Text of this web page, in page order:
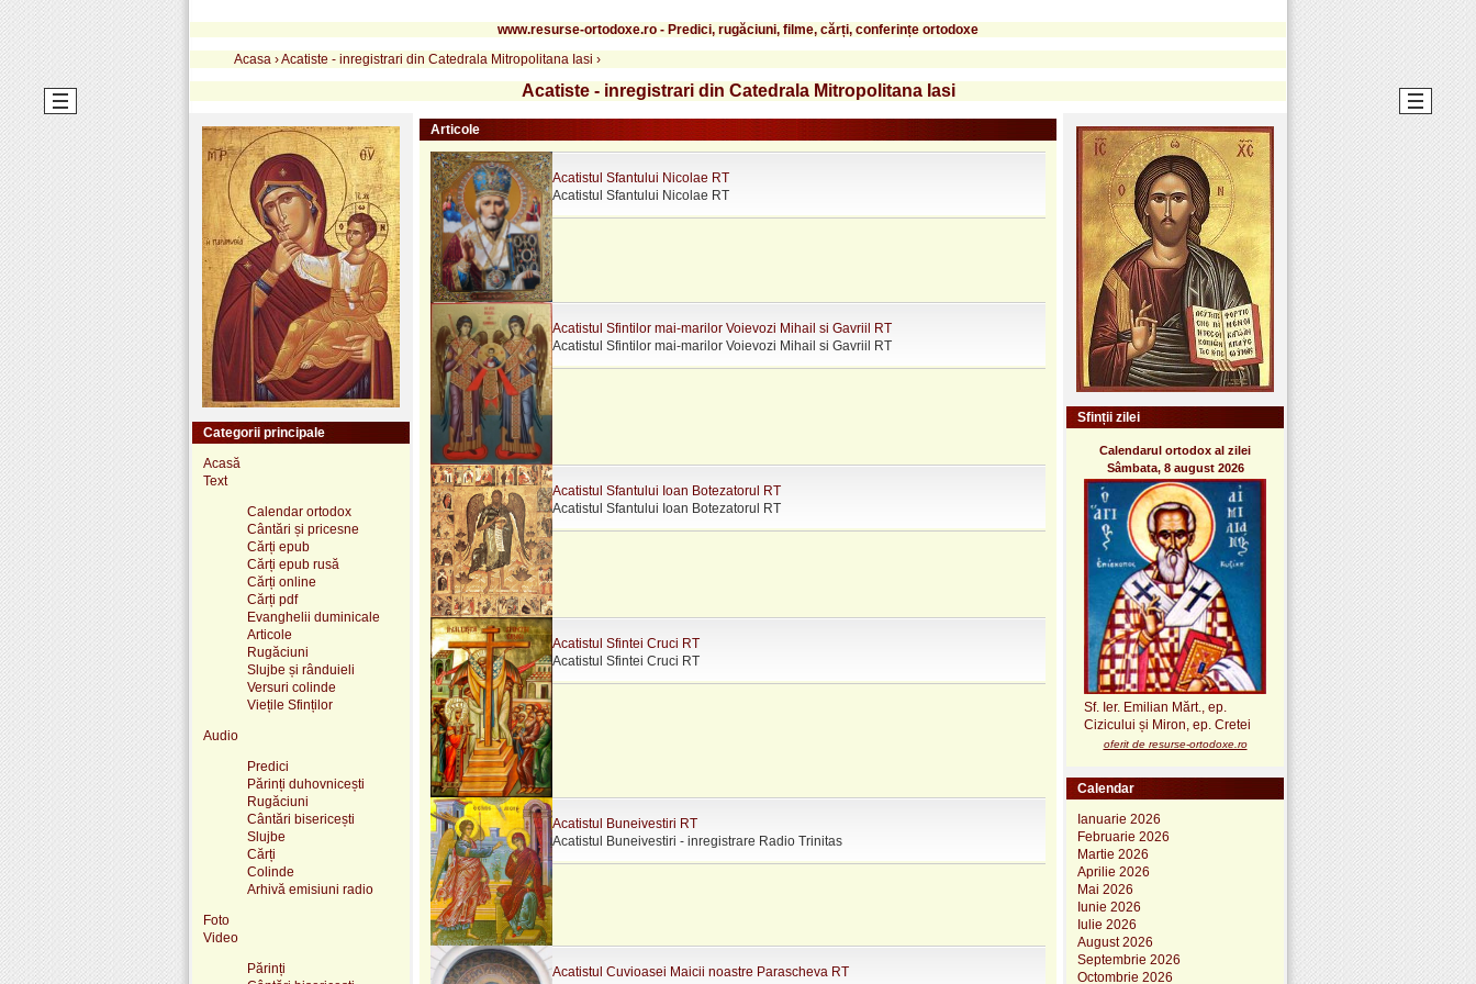
www.resurse-ortodoxe.ro - Predici, rugăciuni, filme, cărți, conferințe ortodoxe
Acasa ›Acatiste - inregistrari din Catedrala Mitropolitana Iasi ›
Acatiste - inregistrari din Catedrala Mitropolitana Iasi
Categorii principale
Acasă
Text
Calendar ortodox
Cântări și pricesne
Cărți epub
Cărți epub rusă
Cărți online
Cărți pdf
Evanghelii duminicale
Articole
Rugăciuni
Slujbe și rânduieli
Versuri colinde
Viețile Sfinților
Audio
Predici
Părinți duhovnicești
Rugăciuni
Cântări bisericești
Slujbe
Cărți
Colinde
Arhivă emisiuni radio
Foto
Video
Părinți
Articole
Acatistul Sfantului Nicolae RT
Acatistul Sfantului Nicolae RT
Acatistul Sfintilor mai-marilor Voievozi Mihail si Gavriil RT
Acatistul Sfintilor mai-marilor Voievozi Mihail si Gavriil RT
Acatistul Sfantului Ioan Botezatorul RT
Acatistul Sfantului Ioan Botezatorul RT
Acatistul Sfintei Cruci RT
Acatistul Sfintei Cruci RT
Acatistul Buneivestiri RT
Acatistul Buneivestiri - inregistrare Radio Trinitas
Acatistul Cuvioasei Maicii noastre Parascheva RT
Sfinții zilei
Calendarul ortodox al zilei
Sâmbata, 8 august 2026
Sf. Ier. Emilian Mărt., ep.
Cizicului și Miron, ep. Cretei
oferit de resurse-ortodoxe.ro
Calendar
Ianuarie 2026
Februarie 2026
Martie 2026
Aprilie 2026
Mai 2026
Iunie 2026
Iulie 2026
August 2026
Septembrie 2026
Octombrie 2026